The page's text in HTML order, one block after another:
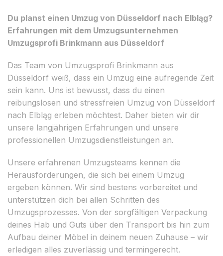
Du planst einen Umzug von Düsseldorf nach Elbląg?
Erfahrungen mit dem Umzugsunternehmen
Umzugsprofi Brinkmann aus Düsseldorf
Das Team von Umzugsprofi Brinkmann aus
Düsseldorf weiß, dass ein Umzug eine aufregende Zeit
sein kann. Uns ist bewusst, dass du einen
reibungslosen und stressfreien Umzug von Düsseldorf
nach Elbląg erleben möchtest. Daher bieten wir dir
unsere langjährigen Erfahrungen und unsere
professionellen Umzugsdienstleistungen an.
Unsere erfahrenen Umzugsteams kennen die
Herausforderungen, die sich bei einem Umzug
ergeben können. Wir sind bestens vorbereitet und
unterstützen dich bei allen Schritten des
Umzugsprozesses. Von der sorgfältigen Verpackung
deines Hab und Guts über den Transport bis hin zum
Aufbau deiner Möbel in deinem neuen Zuhause – wir
erledigen alles zuverlässig und termingerecht.